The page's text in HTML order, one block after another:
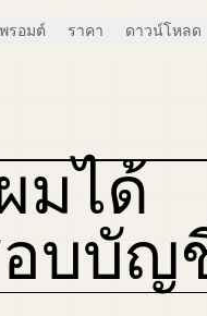
พรอมต์ ราคา ดาวน์โหลด
มได้
อบบัญ